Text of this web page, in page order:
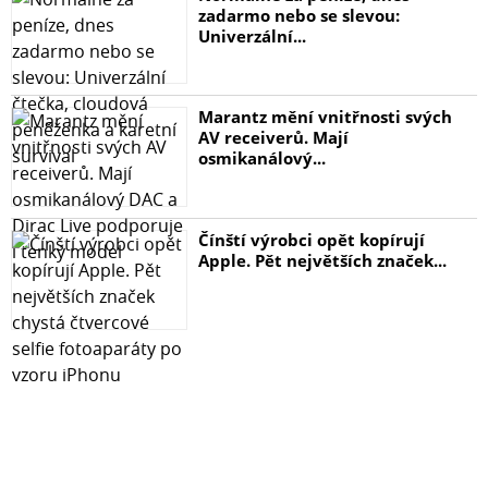
Navržen pro spojení výjimečné kvality zvuku a
atraktivního vzhledu.
Integrovaný zesilovač s digitálními vstupy.
Vysoká kvalita zvuku
Technologie ToP-ART (Total Purity Audio Reproduction
Technology) a vysoce kvalitní součástky
–– Symetrická konstrukce I/O (od vstupu k výstupu)
–– Pevné šasi ART (Anti-Resolution and Tough)
–– Zakázkový transformátor / filtrační kondenzátory s
zadarmo nebo se slevou:
Univerzální...
Marantz mění vnitřnosti svých
AV receiverů. Mají
osmikanálový...
Čínští výrobci opět kopírují
Apple. Pět největších značek...